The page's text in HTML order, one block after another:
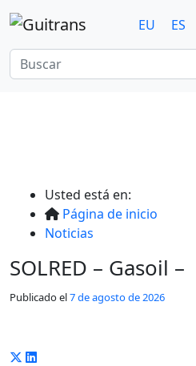
Continuar al contenido principal
EU
ES
Usted está en:
Página de inicio
Noticias
SOLRED – Gasoil –
Publicado el7 de agosto de 2026